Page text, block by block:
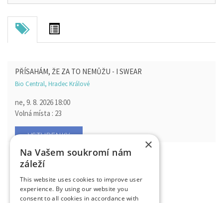
PŘÍSAHÁM, ŽE ZA TO NEMŮŽU - I SWEAR
Bio Central, Hradec Králové
ne, 9. 8. 2026 18:00
Volná místa : 23
VSTUPENKY
PŘÍSAHÁM, ŽE ZA TO NEMŮŽU - I SWEAR
Bio Central, Hradec Králové
so, 15. 8. 2026 17:30
Volná místa : 27
×
Na Vašem soukromí nám
záleží
This website uses cookies to improve user
experience. By using our website you
consent to all cookies in accordance with